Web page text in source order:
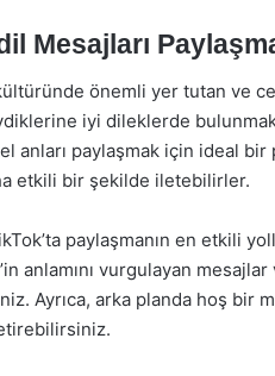
Mesajları
önemli yer tutan ve
iyi dileklerde
anları paylaşmak için ideal bir
etkili bir şekilde iletebilirler.
paylaşmanın en etkili
anlamını vurgulayan
Ayrıca, arka planda hoş bir